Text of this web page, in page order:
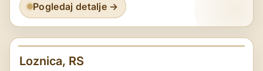
Pogledaj detalje →
Loznica, RS